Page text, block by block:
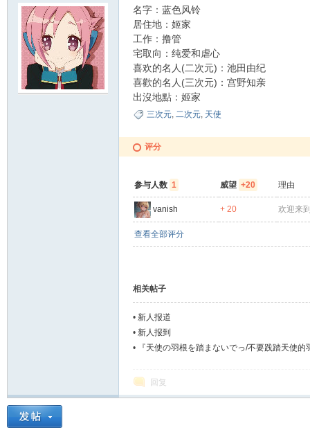
名字：蓝色风铃
居住地：姬家
工作：撸管
宅取向：纯爱和虐心
喜欢的名人(二次元)：池田由纪
喜歡的名人(三次元)：宫野知亲
出沒地點：姬家
三次元, 二次元, 天使
评分
参与人数 1 威望 +20 理由
vanish + 20 欢迎来
查看全部评分
相关帖子
• 新人报道
• 新人报到
•
『天使の羽根を踏まないでっ/不要践踏天使的
回复